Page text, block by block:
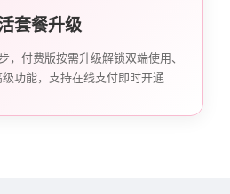
套餐升级
，付费版按需升级解锁双端使用、
功能，支持在线支付即时开通